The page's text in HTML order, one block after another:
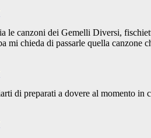
le canzoni dei Gemelli Diversi,
mi chieda di passarle quella canzone
di preparati a dovere al momento in